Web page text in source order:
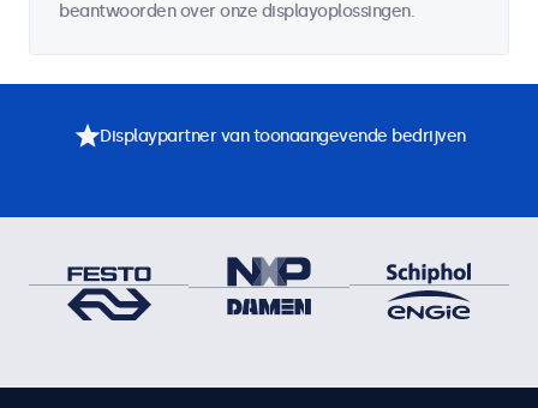
beantwoorden over onze displayoplossingen.
Displaypartner van toonaangevende bedrijven